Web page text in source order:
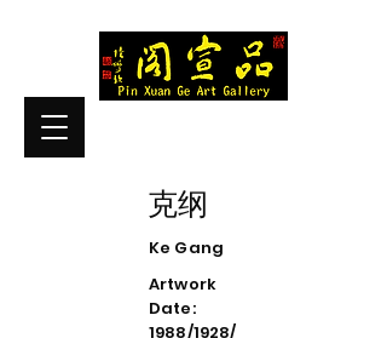
克纲
Ke Gang
Artwork
Date:
1988/1928/